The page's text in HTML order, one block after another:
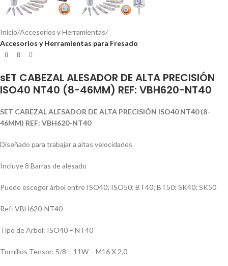
Inicio Accesorios y Herramientas
Accesorios y Herramientas para Fresado
sET CABEZAL ALESADOR DE ALTA PRECISIÓN
ISO40 NT40 (8-46MM) REF: VBH620-NT40
SET CABEZAL ALESADOR DE ALTA PRECISIÓN ISO40 NT40 (8-
46MM) REF: VBH620-NT40
Diseñado para trabajar a altas velocidades
Incluye 8 Barras de alesado
Puede escoger árbol entre ISO40; ISO50; BT40; BT50; SK40; SK50
Ref: VBH620-NT40
Tipo de Arbol: ISO40 – NT40
Tornillos Tensor: 5/8 – 11W – M16 X 2,0